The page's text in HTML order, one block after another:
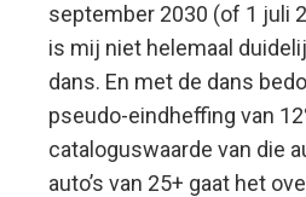
september 2030 (of 1 juli
is mij niet helemaal
dans. En met de dans
pseudo-eindheffing van
cataloguswaarde van die
auto’s van 25+ gaat het